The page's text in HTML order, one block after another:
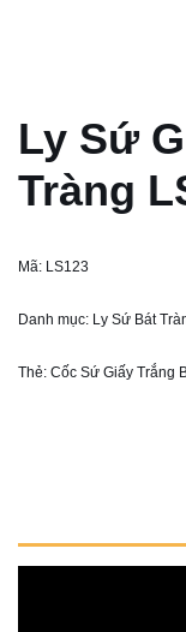
Ly Sứ
Tràng
Mã: LS123
Danh mục: Ly Sứ Bát
Thẻ: Cốc Sứ Giấy Trắng